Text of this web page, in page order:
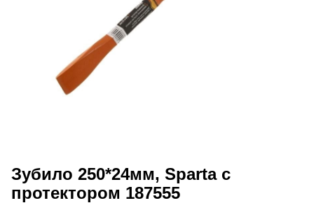
Зубило 250*24мм, Sparta с
протектором 187555